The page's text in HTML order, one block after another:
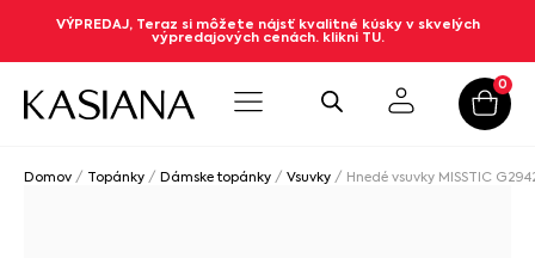
VÝPREDAJ, Teraz si môžete nájsť kvalitné kúsky v skvelých
výpredajových cenách. klikni TU.
0
Domov / Topánky / Dámske topánky / Vsuvky / Hnedé vsuvky MISSTIC